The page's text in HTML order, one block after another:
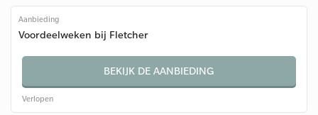
Aanbieding
Voordeelweken bij Fletcher
BEKIJK DE AANBIEDING
Verlopen